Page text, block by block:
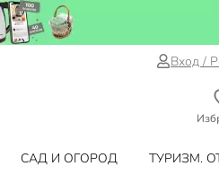
Вход /
САД И ОГОРОД ТУРИЗМ.